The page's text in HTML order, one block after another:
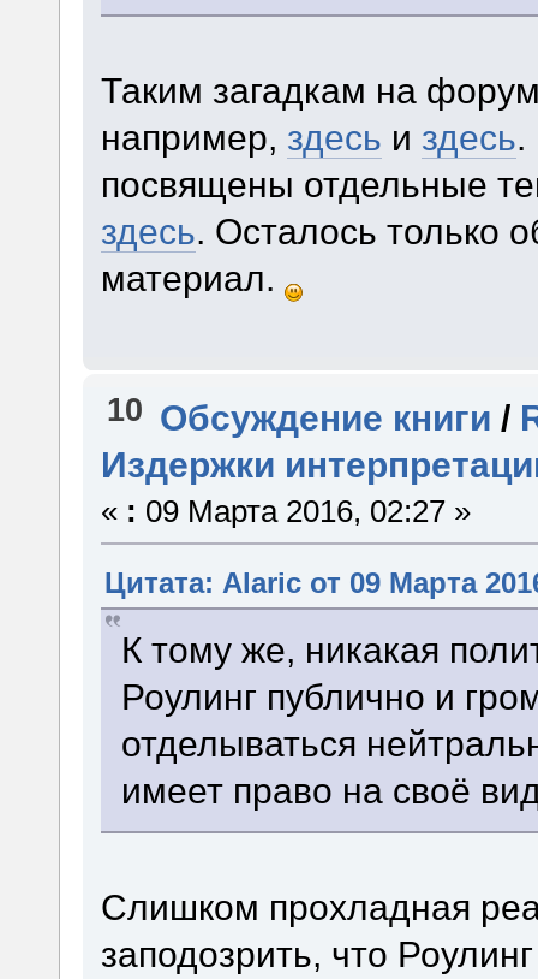
Таким загадкам на
например, здесь и здесь.
посвящены отдельные
здесь. Осталось только
материал.
10 Обсуждение книги /
Издержки
« : 09 Марта 2016, 02:27 »
Цитата: Alaric от 09 Марта
К тому же, никакая
Роулинг публично и
отделываться
имеет право на своё
Слишком прохладная
заподозрить, что